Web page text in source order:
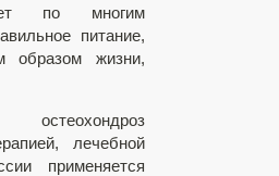
по многим
питание,
образом жизни,
лечебной
применяется